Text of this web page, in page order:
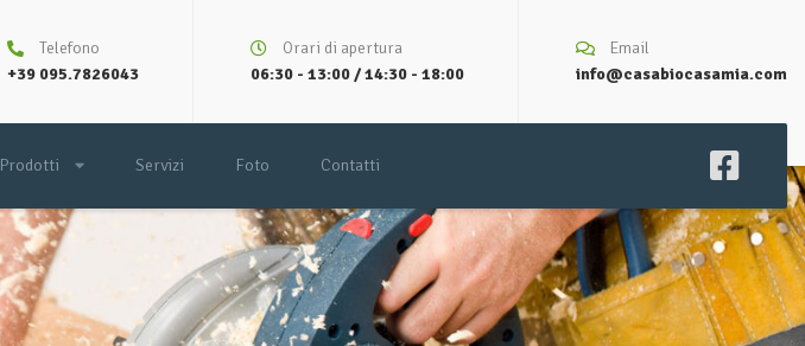
Telefono
+39 095.7826043
Orari di apertura
06:30 - 13:00 / 14:30 - 18:00
Email
info@casabiocasamia.com
Prodotti Servizi Foto Contatti